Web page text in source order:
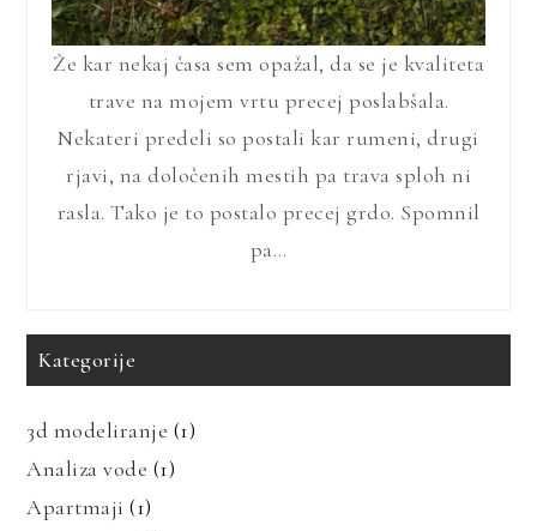
Že kar nekaj časa sem opažal, da se je kvaliteta
trave na mojem vrtu precej poslabšala.
Nekateri predeli so postali kar rumeni, drugi
rjavi, na določenih mestih pa trava sploh ni
rasla. Tako je to postalo precej grdo. Spomnil
pa…
Kategorije
3d modeliranje (1)
Analiza vode (1)
Apartmaji (1)